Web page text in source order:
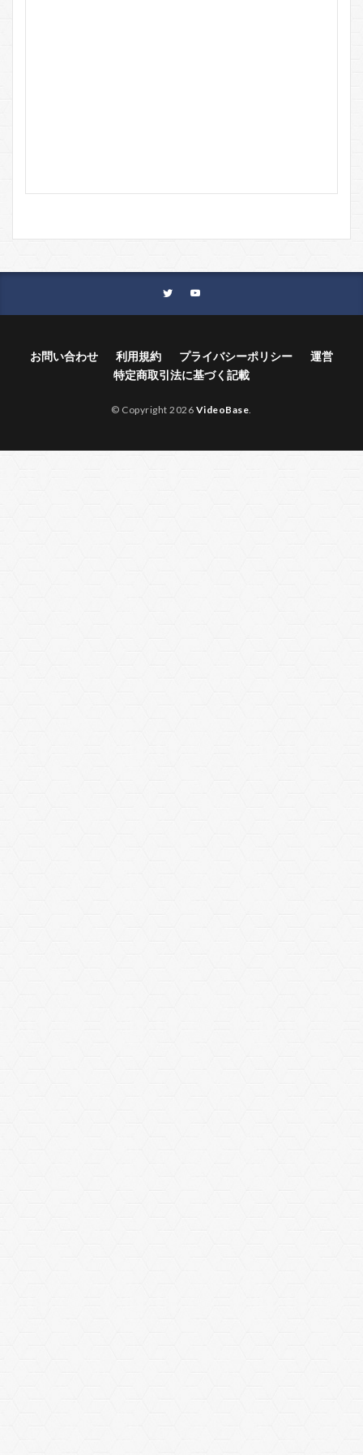
お問い合わせ 利用規約 プライバシーポリシー
運営
特定商取引法に基づく記載
© Copyright 2026 VideoBase.